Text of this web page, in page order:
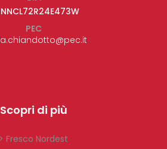
PEC
Scopri di più
> Fresco Nordest